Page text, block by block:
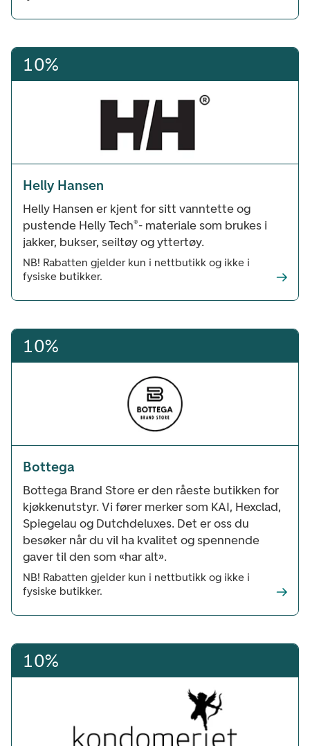
10%
Helly Hansen
Helly Hansen er kjent for sitt vanntette og
pustende Helly Tech®- materiale som brukes i
jakker, bukser, seiltøy og yttertøy.
NB! Rabatten gjelder kun i nettbutikk og ikke i
fysiske butikker.
10%
Bottega
Bottega Brand Store er den råeste butikken for
kjøkkenutstyr. Vi fører merker som KAI, Hexclad,
Spiegelau og Dutchdeluxes. Det er oss du
besøker når du vil ha kvalitet og spennende
gaver til den som «har alt».
NB! Rabatten gjelder kun i nettbutikk og ikke i
fysiske butikker.
10%